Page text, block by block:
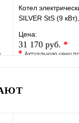
Котел
SILVER StS (9
Цена:
31 170 руб. *
*Актуальную цену
В избранное